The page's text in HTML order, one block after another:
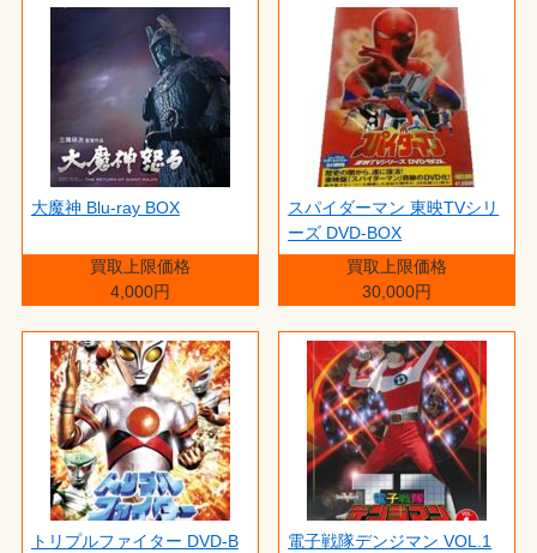
大魔神 Blu-ray BOX
買取上限価格
4,000円
スパイダーマン 東映TVシリ
ーズ DVD-BOX
買取上限価格
30,000円
トリプルファイター DVD-B
電子戦隊デンジマン VOL.1